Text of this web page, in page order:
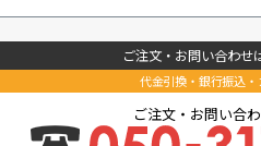
ご注文・お問い合わせ
代金引換・銀行振込
ご注文・お問い合